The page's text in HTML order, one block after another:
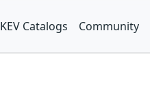
KEV Catalogs Community